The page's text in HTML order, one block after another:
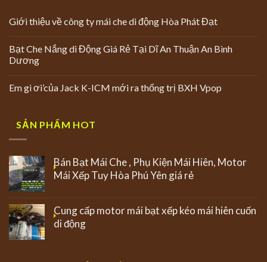
Giới thiệu về công ty mái che di động Hòa Phát Đạt
Bạt Che Nắng di Động Giá Rẻ Tại Dĩ An Thuận An Bình
Dương
Em gì ơi’của Jack K-ICM mới ra thống trị BXH Vpop
SẢN PHẨM HOT
Bán Bạt Mái Che , Phụ Kiện Mái Hiên, Motor
Mái Xếp Tuy Hòa Phú Yên giá rẻ
Cung cấp motor mái bạt xếp kéo mái hiên cuốn
di động